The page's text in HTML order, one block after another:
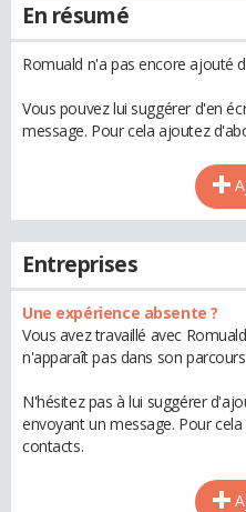
En résumé
Romuald n'a pas encore ajouté
Vous pouvez lui suggérer d'en
message. Pour cela ajoutez
Entreprises
Une expérience absente ?
Vous avez travaillé avec
n'apparaît pas dans son
N'hésitez pas à lui suggérer
envoyant un message. Pour
contacts.